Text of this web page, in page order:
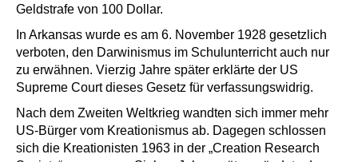
Geldstrafe von 100 Dollar.
In Arkansas wurde es am 6. November 1928 gesetzlich
verboten, den Darwinismus im Schulunterricht auch nur
zu erwähnen. Vierzig Jahre später erklärte der US
Supreme Court dieses Gesetz für verfassungswidrig.
Nach dem Zweiten Weltkrieg wandten sich immer mehr
US-Bürger vom Kreationismus ab. Dagegen schlossen
sich die Kreationisten 1963 in der „Creation Research